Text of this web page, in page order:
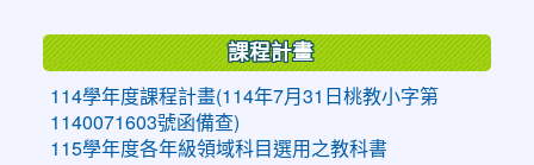
課程計畫
114學年度課程計畫(114年7月31日桃教小字第
1140071603號函備查)
115學年度各年級領域科目選用之教科書